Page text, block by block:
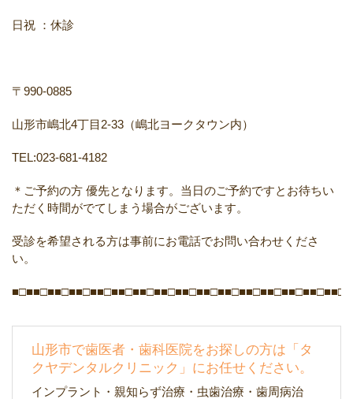
日祝 ：休診
〒990-0885
山形市嶋北4丁目2-33（嶋北ヨークタウン内）
TEL:023-681-4182
＊ご予約の方 優先となります。当日のご予約ですとお待ちい
ただく時間がでてしまう場合がございます。
受診を希望される方は事前にお電話でお問い合わせくださ
い。
山形市で歯医者・歯科医院をお探しの方は「タ
クヤデンタルクリニック」にお任せください。
インプラント・親知らず治療・虫歯治療・歯周病治